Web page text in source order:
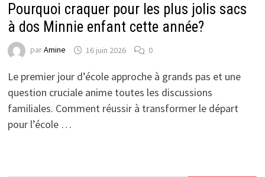
Pourquoi craquer pour les plus jolis sacs
à dos Minnie enfant cette année?
parAmine 16 juin 2026 0
Le premier jour d’école approche à grands pas et une
question cruciale anime toutes les discussions
familiales. Comment réussir à transformer le départ
pour l’école …